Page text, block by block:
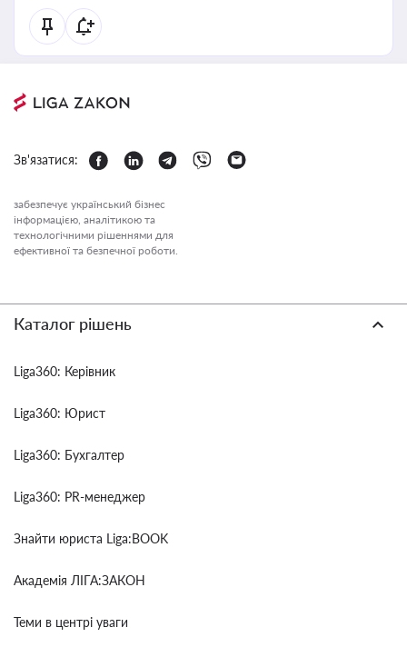
Зв'язатися:
забезпечує український бізнес
інформацією, аналітикою та
технологічними рішеннями для
ефективної та безпечної роботи.
Каталог рішень
Liga360: Керівник
Liga360: Юрист
Liga360: Бухгалтер
Liga360: PR-менеджер
Знайти юриста Liga:BOOK
Академія ЛІГА:ЗАКОН
Теми в центрі уваги